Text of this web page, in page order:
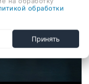
обработки
Принять